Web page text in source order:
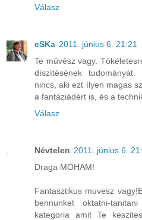
Válasz
eSKa 2011. június 6. 21:21
Te művész vagy.
díszítésének
nincs, aki ezt ílyen magas
a fantáziádért is, és a
Válasz
Névtelen 2011. június 6.
Draga MOHAM!
Fantasztikus muvesz
bennunket oktatni-
kategoria amit Te